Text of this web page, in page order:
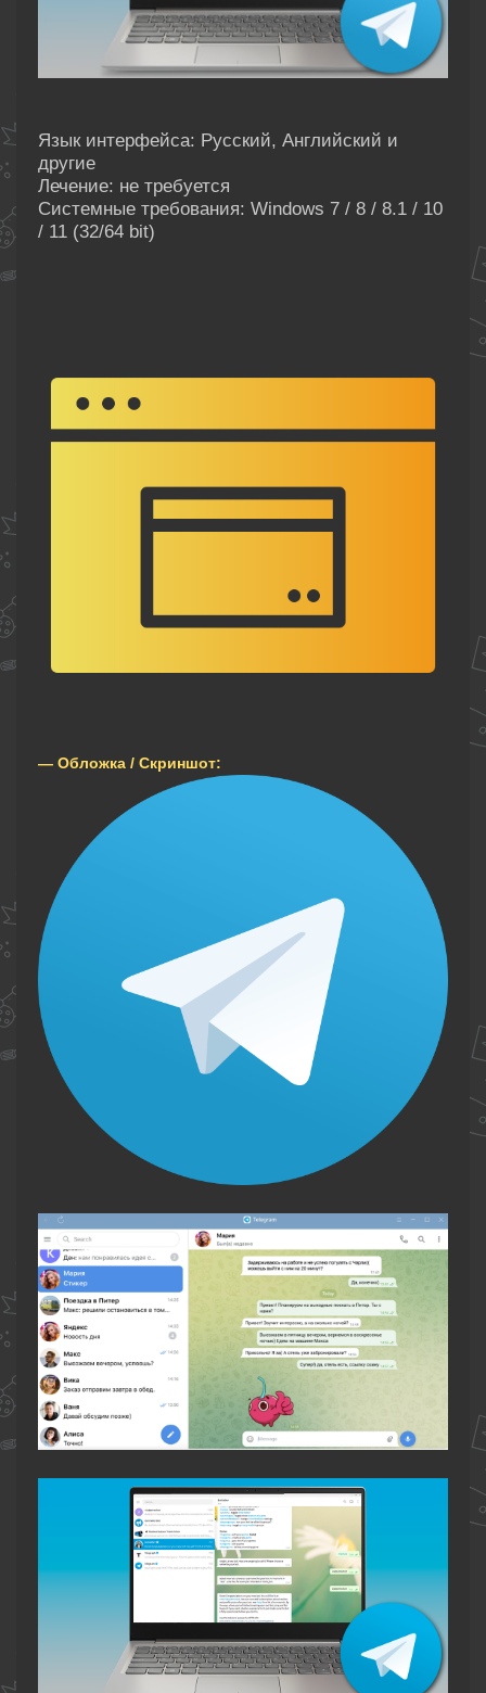
Язык интерфейса: Русский, Английский и
другие
Лечение: не требуется
Системные требования: Windows 7 / 8 / 8.1 / 10
/ 11 (32/64 bit)
— Обложка / Скриншот: